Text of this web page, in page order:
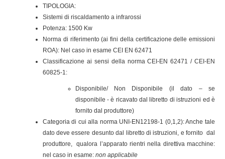
TIPOLOGIA:
Sistemi di riscaldamento a infrarossi
Potenza: 1500 Kw
Norma di riferimento (ai fini della certificazione delle emissioni
ROA): Nel caso in esame CEI EN 62471
Classificazione ai sensi della norma CEI-EN 62471 / CEI-EN
60825-1:
Disponibile/ Non Disponibile (il dato – se
disponibile - è ricavato dal libretto di istruzioni ed è
fornito dal produttore)
Categoria di cui alla norma UNI-EN12198-1 (0,1,2): Anche tale
dato deve essere desunto dal libretto di istruzioni, e fornito dal
produttore, qualora l’apparato rientri nella direttiva macchine:
nel caso in esame: non applicabile